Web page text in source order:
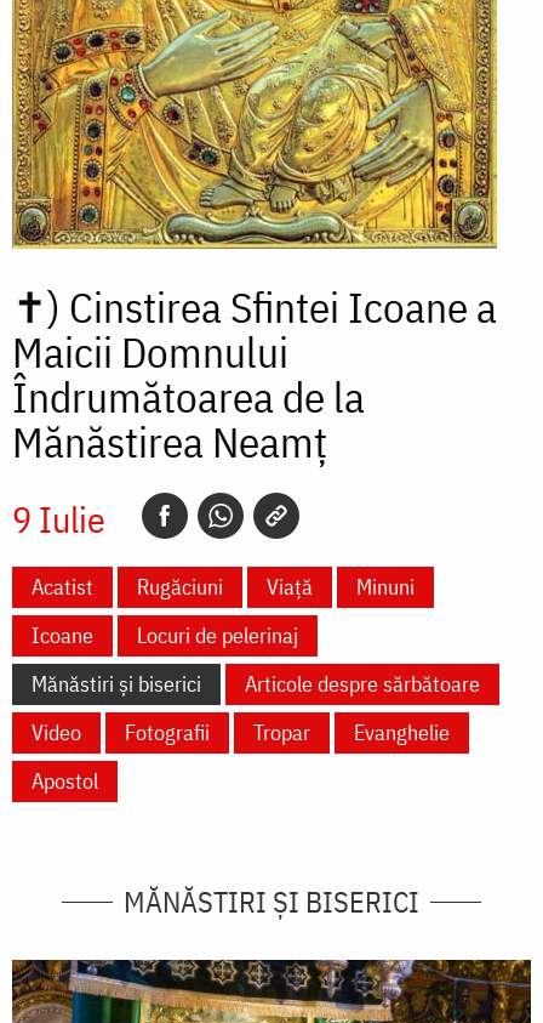
✝) Cinstirea Sfintei Icoane a
Maicii Domnului
Îndrumătoarea de la
Mănăstirea Neamț
9 Iulie
Acatist Rugăciuni Viață
Minuni
Icoane
Locuri de pelerinaj
Mănăstiri și biserici
Articole despre sărbătoare
Video
Fotografii Tropar
Evanghelie
Apostol
MĂNĂSTIRI ȘI BISERICI